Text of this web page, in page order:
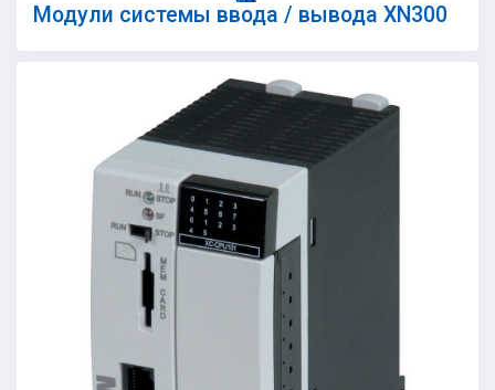
Модули системы ввода / вывода XN300